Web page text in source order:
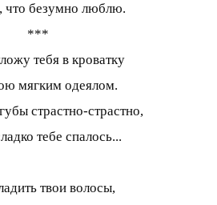
что безумно люблю.
***
тебя в кроватку
мягким одеялом.
страстно-страстно,
тебе спалось...
твои волосы,